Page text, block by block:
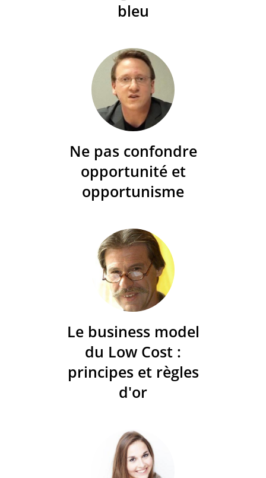
bleu
Ne pas confondre
opportunité et
opportunisme
Le business model
du Low Cost :
principes et règles
d'or